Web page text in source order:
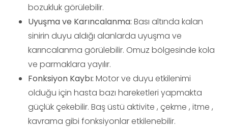
bozukluk görülebilir.
Uyuşma ve Karıncalanma: Bası altında kalan
sinirin duyu aldığı alanlarda uyuşma ve
karıncalanma görülebilir. Omuz bölgesinde kola
ve parmaklara yayılır.
Fonksiyon Kaybı: Motor ve duyu etkilenimi
olduğu için hasta bazı hareketleri yapmakta
güçlük çekebilir. Baş üstü aktivite , çekme , itme ,
kavrama gibi fonksiyonlar etkilenebilir.